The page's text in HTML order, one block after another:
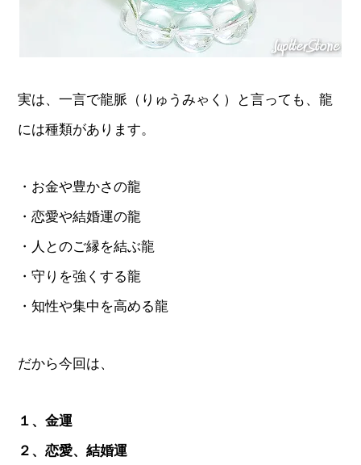
実は、一言で龍脈（りゅうみゃく）と言っても、龍
には種類があります。
・お金や豊かさの龍
・恋愛や結婚運の龍
・人とのご縁を結ぶ龍
・守りを強くする龍
・知性や集中を高める龍
だから今回は、
１、金運
２、恋愛、結婚運